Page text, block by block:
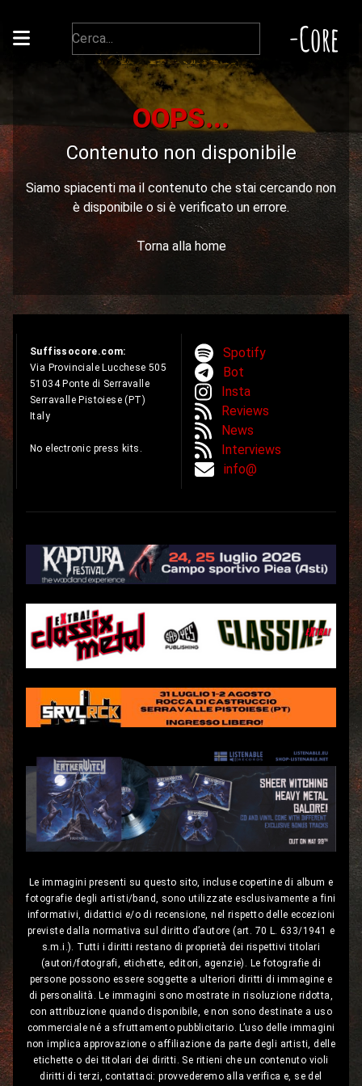
-Core
OOPS...
Contenuto non disponibile
Siamo spiacenti ma il contenuto che stai cercando non
è disponibile o si è verificato un errore.
Torna alla home
Suffissocore.com:
Via Provinciale Lucchese 505
51034 Ponte di Serravalle
Serravalle Pistoiese (PT)
Italy
No electronic press kits.
Spotify
Bot
Insta
Reviews
News
Interviews
info@
Le immagini presenti su questo sito, incluse copertine di album e
fotografie degli artisti/band, sono utilizzate esclusivamente a fini
informativi, didattici e/o di recensione, nel rispetto delle eccezioni
previste dalla normativa sul diritto d’autore (art. 70 L. 633/1941 e
s.m.i.). Tutti i diritti restano di proprietà dei rispettivi titolari
(autori/fotografi, etichette, editori, agenzie). Le fotografie di
persone possono essere soggette a ulteriori diritti di immagine e
di personalità. Le immagini sono mostrate in risoluzione ridotta,
con attribuzione quando disponibile, e non sono destinate a uso
commerciale né a sfruttamento pubblicitario. L’uso delle immagini
non implica approvazione o affiliazione da parte degli artisti, delle
etichette o dei titolari dei diritti. Se ritieni che un contenuto violi
diritti di terzi, contattaci: provvederemo alla verifica e, se del